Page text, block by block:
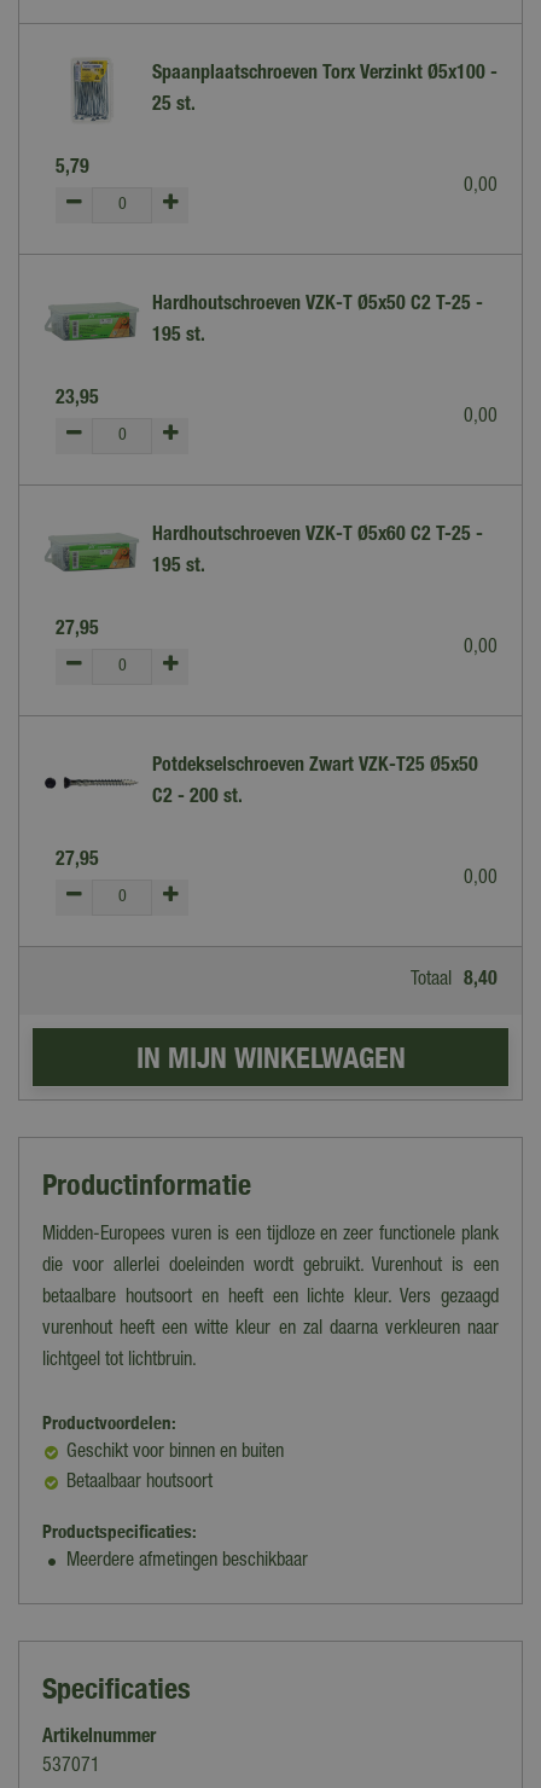
Spaanplaatschroeven Torx Verzinkt Ø5x100 -
25 st.
5,79
0,00
Hardhoutschroeven VZK-T Ø5x50 C2 T-25 -
195 st.
23,95
0,00
Hardhoutschroeven VZK-T Ø5x60 C2 T-25 -
195 st.
27,95
0,00
Potdekselschroeven Zwart VZK-T25 Ø5x50
C2 - 200 st.
27,95
0,00
Totaal 8,40
Productinformatie
Midden-Europees vuren is een tijdloze en zeer functionele plank
die voor allerlei doeleinden wordt gebruikt. Vurenhout is een
betaalbare houtsoort en heeft een lichte kleur. Vers gezaagd
vurenhout heeft een witte kleur en zal daarna verkleuren naar
lichtgeel tot lichtbruin.
Productvoordelen:
Geschikt voor binnen en buiten
Betaalbaar houtsoort
Productspecificaties:
Meerdere afmetingen beschikbaar
Specificaties
Artikelnummer
537071